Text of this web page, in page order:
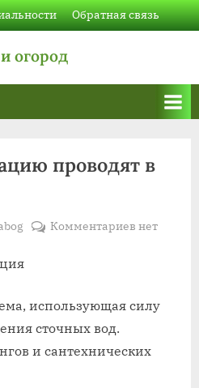
Обратная связь
огород
проводят в
Комментариевкнет
использующая силу
сточных вод.
и сантехнических